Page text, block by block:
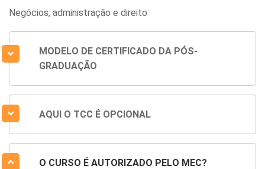
Negócios, administração e direito
MODELO DE CERTIFICADO DA PÓS-
GRADUAÇÃO
AQUI O TCC É OPCIONAL
O CURSO É AUTORIZADO PELO MEC?